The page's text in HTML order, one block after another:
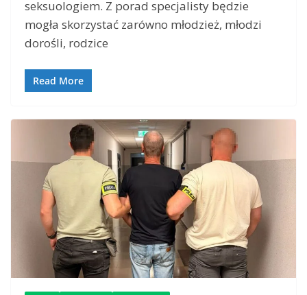
seksuologiem. Z porad specjalisty będzie
mogła skorzystać zarówno młodzież, młodzi
dorośli, rodzice
Read More